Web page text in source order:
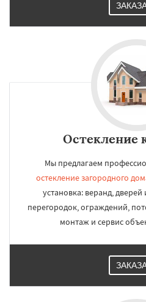
Остекление
Мы предлагаем
остекление загородного
установка: веранд,
перегородок, ограждений,
монтаж и сервис